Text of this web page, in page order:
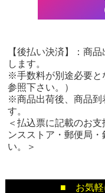
【後払い決済】：商
します。
※手数料が別途必要と
参照下さい。）
※商品出荷後、商品到
す。
＜払込票に記載のお
ンスストア・郵便局
い。＞
■ お気軽